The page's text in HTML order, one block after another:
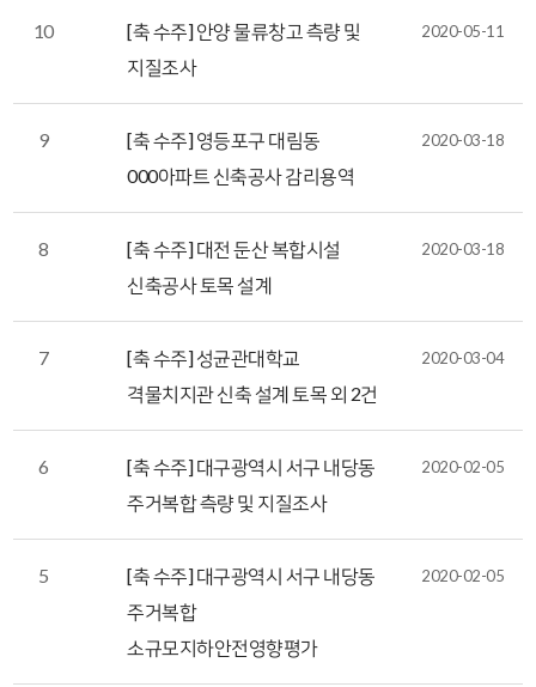
10
[축 수주] 안양 물류창고 측량 및
지질조사
2020-05-11
9
[축 수주] 영등포구 대림동
000아파트 신축공사 감리용역
2020-03-18
8
[축 수주] 대전 둔산 복합시설
신축공사 토목 설계
2020-03-18
7
[축 수주] 성균관대학교
격물치지관 신축 설계 토목 외 2건
2020-03-04
6
[축 수주] 대구광역시 서구 내당동
주거복합 측량 및 지질조사
2020-02-05
5
[축 수주] 대구광역시 서구 내당동
주거복합
소규모지하안전영향평가
2020-02-05